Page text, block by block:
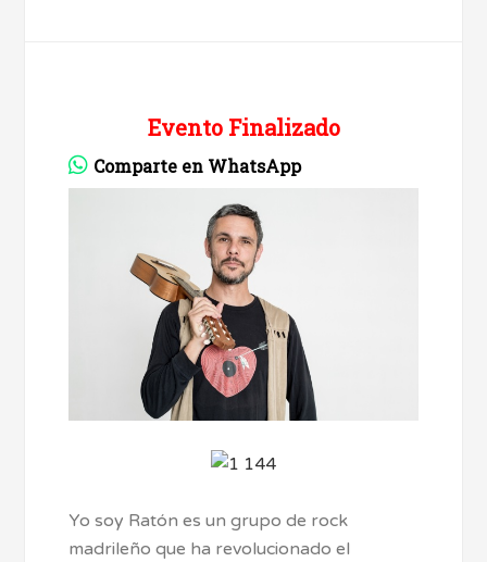
Evento Finalizado
Comparte en WhatsApp
Yo soy Ratón es un grupo de rock
madrileño que ha revolucionado el